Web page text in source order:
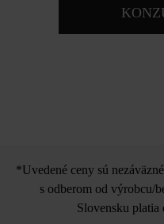
*Uvedené ceny sú
s odberom od výrobcu/
Slovensku platia